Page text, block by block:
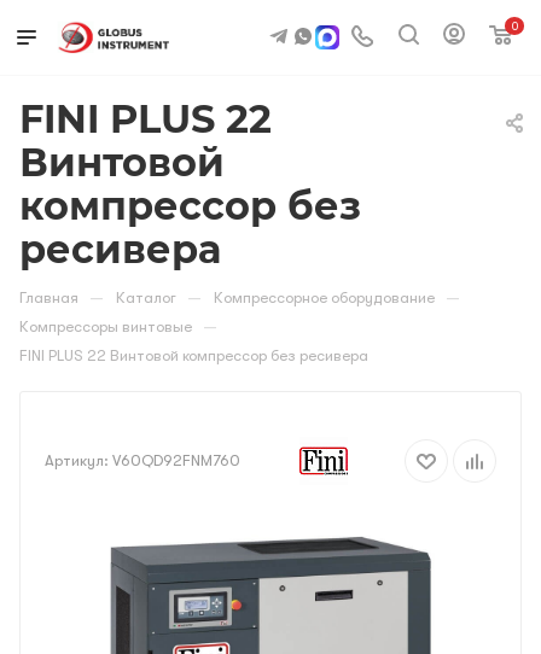
0
FINI PLUS 22
Винтовой
компрессор без
ресивера
Главная — Каталог — Компрессорное оборудование —
Компрессоры винтовые —
FINI PLUS 22 Винтовой компрессор без ресивера
Артикул: V60QD92FNM760